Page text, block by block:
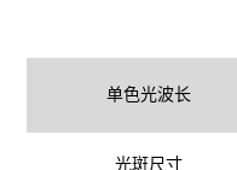
单色光波长
光斑尺寸